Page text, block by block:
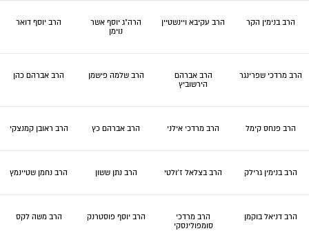
הרב בנימין הקר הרב עקיבא ויינשטיין
הרה"ג יוסף אשר
נוימן
הרב יוסף דואר
הרב מרדכי שפרינגר
הרב אברהם
הירשוביץ
הרב שלמה פישמן הרב אברהם כהן
הרב פנחס קימל הרב מרדכי אילני הרב אברהם כץ הרב ראובן קמנצקי
הרב בנימין גרילק הרב בצלאל ז'ולטי הרב נתן ששון הרב נחמן שטיינמץ
הרב דניאל בוקמן
הרב מרדכי
סומפולינסקי
הרב יוסף פוסטרנק הרב משה לקס